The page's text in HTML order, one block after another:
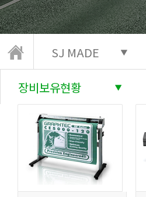
SJ MADE
장비보유현황